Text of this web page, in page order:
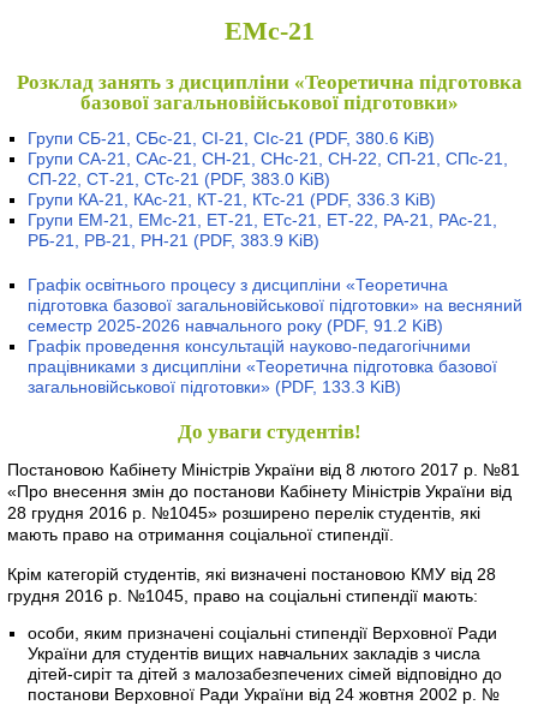
ЕМс-21
Розклад занять з дисципліни «Теоретична підготовка
базової загальновійськової підготовки»
Групи СБ-21, СБс-21, СІ-21, СІс-21 (PDF, 380.6 KiB)
Групи СА-21, САс-21, СН-21, СНс-21, СН-22, СП-21, СПс-21,
СП-22, СТ-21, СТс-21 (PDF, 383.0 KiB)
Групи КА-21, КАс-21, КТ-21, КТс-21 (PDF, 336.3 KiB)
Групи ЕМ-21, ЕМс-21, ЕТ-21, ЕТс-21, ЕТ-22, РА-21, РАс-21,
РБ-21, РВ-21, РН-21 (PDF, 383.9 KiB)
Графік освітнього процесу з дисципліни «Теоретична
підготовка базової загальновійськової підготовки» на весняний
семестр 2025-2026 навчального року (PDF, 91.2 KiB)
Графік проведення консультацій науково-педагогічними
працівниками з дисципліни «Теоретична підготовка базової
загальновійськової підготовки» (PDF, 133.3 KiB)
До уваги студентів!
Постановою Кабінету Міністрів України від 8 лютого 2017 р. №81
«Про внесення змін до постанови Кабінету Міністрів України від
28 грудня 2016 р. №1045» розширено перелік студентів, які
мають право на отримання соціальної стипендії.
Крім категорій студентів, які визначені постановою КМУ від 28
грудня 2016 р. №1045, право на соціальні стипендії мають:
особи, яким призначені соціальні стипендії Верховної Ради
України для студентів вищих навчальних закладів з числа
дітей-сиріт та дітей з малозабезпечених сімей відповідно до
постанови Верховної Ради України від 24 жовтня 2002 р. №